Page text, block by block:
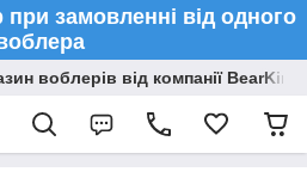
при замовленні від одного
воблерів від компанії BearKing